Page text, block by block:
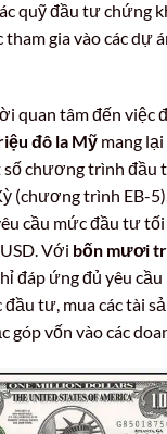
quỹ đầu tư chứng
tham gia vào các dự
quan tâm đến việc
đô la Mỹ mang
số chương trình đầu
(chương trình EB-
cầu mức đầu tư
Với bốn mươi
đáp ứng đủ yêu cầu
đầu tư, mua các tài
góp vốn vào các